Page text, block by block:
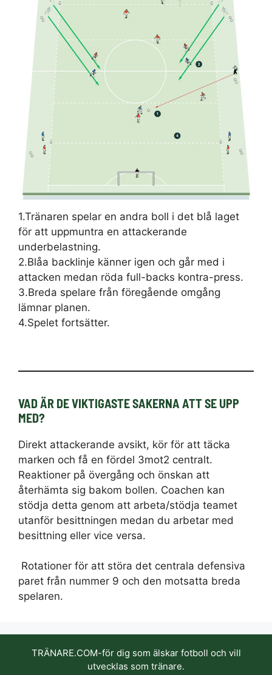
1.Tränaren spelar en andra boll i det blå laget
för att uppmuntra en attackerande
underbelastning.
2.Blåa backlinje känner igen och går med i
attacken medan röda full-backs kontra-press.
3.Breda spelare från föregående omgång
lämnar planen.
4.Spelet fortsätter.
VAD ÄR DE VIKTIGASTE SAKERNA ATT SE UPP
MED?
Direkt attackerande avsikt, kör för att täcka
marken och få en fördel 3mot2 centralt.
Reaktioner på övergång och önskan att
återhämta sig bakom bollen. Coachen kan
stödja detta genom att arbeta/stödja teamet
utanför besittningen medan du arbetar med
besittning eller vice versa.
Rotationer för att störa det centrala defensiva
paret från nummer 9 och den motsatta breda
spelaren.
TRÄNARE.COM-för dig som älskar fotboll och vill
utvecklas som tränare.